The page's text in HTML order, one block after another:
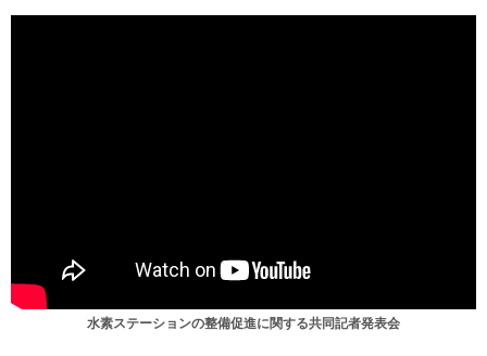
水素ステーションの整備促進に関する共同記者発表会